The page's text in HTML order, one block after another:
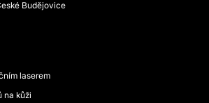
Budějovice
laserem
na kůži